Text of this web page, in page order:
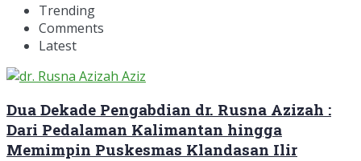
Trending
Comments
Latest
Dua Dekade Pengabdian dr. Rusna Azizah :
Dari Pedalaman Kalimantan hingga
Memimpin Puskesmas Klandasan Ilir